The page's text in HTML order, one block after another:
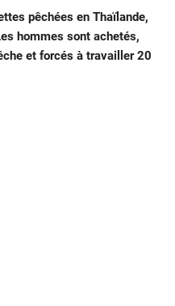
pêchées en Thaïlande,
hommes sont achetés,
et forcés à travailler 20